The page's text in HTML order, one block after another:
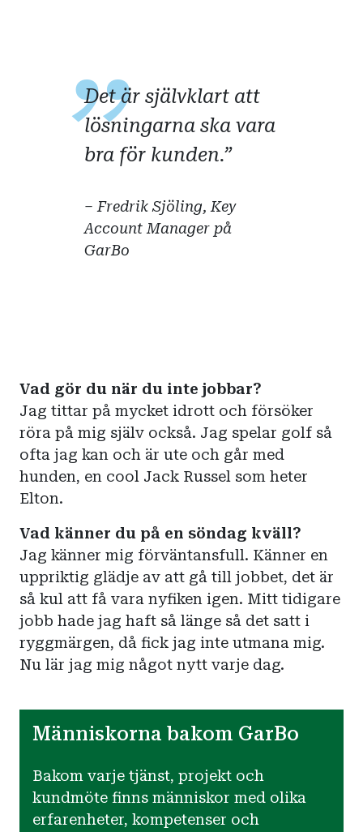
Det är självklart att
lösningarna ska vara
bra för kunden.
– Fredrik Sjöling, Key
Account Manager på
GarBo
Vad gör du när du inte jobbar?
Jag tittar på mycket idrott och försöker
röra på mig själv också. Jag spelar golf så
ofta jag kan och är ute och går med
hunden, en cool Jack Russel som heter
Elton.
Vad känner du på en söndag kväll?
Jag känner mig förväntansfull. Känner en
uppriktig glädje av att gå till jobbet, det är
så kul att få vara nyfiken igen. Mitt tidigare
jobb hade jag haft så länge så det satt i
ryggmärgen, då fick jag inte utmana mig.
Nu lär jag mig något nytt varje dag.
Människorna bakom GarBo
Bakom varje tjänst, projekt och
kundmöte finns människor med olika
erfarenheter, kompetenser och